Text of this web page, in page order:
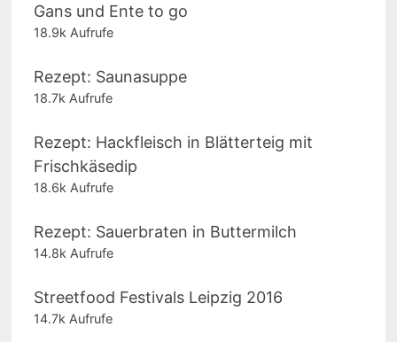
Gans und Ente to go
18.9k Aufrufe
Rezept: Saunasuppe
18.7k Aufrufe
Rezept: Hackfleisch in Blätterteig mit
Frischkäsedip
18.6k Aufrufe
Rezept: Sauerbraten in Buttermilch
14.8k Aufrufe
Streetfood Festivals Leipzig 2016
14.7k Aufrufe